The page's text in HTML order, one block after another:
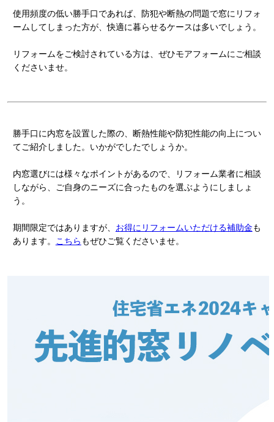
使用頻度の低い勝手口であれば、防犯や断熱の問題で窓にリフォ
ームしてしまった方が、快適に暮らせるケースは多いでしょう。
リフォームをご検討されている方は、ぜひモアフォームにご相談
くださいませ。
勝手口に内窓を設置した際の、断熱性能や防犯性能の向上につい
てご紹介しました。いかがでしたでしょうか。
内窓選びには様々なポイントがあるので、リフォーム業者に相談
しながら、ご自身のニーズに合ったものを選ぶようにしましょ
う。
期間限定ではありますが、 お得にリフォームいただける補助金 も
あります。 こちら もぜひご覧くださいませ。